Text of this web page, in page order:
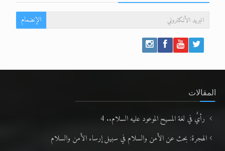
الإنضمام
المقالات
رأيٌ في لغة المسيح الموعود عليه السلام.. 4
الهجرة: بحث عن الأمن والسلام في سبيل إرساء الأمن والسلام